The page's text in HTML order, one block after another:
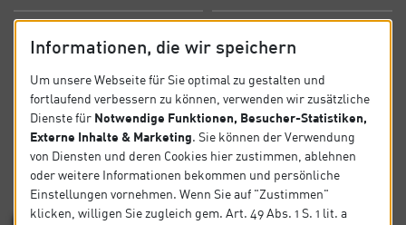
News Kontakt
Datenschutz Impressum
SOCIAL
Informationen, die wir speichern
Um unsere Webseite für Sie optimal zu gestalten und
fortlaufend verbessern zu können, verwenden wir zusätzliche
Dienste für Notwendige Funktionen, Besucher-Statistiken,
Externe Inhalte & Marketing. Sie können der Verwendung
von Diensten und deren Cookies hier zustimmen, ablehnen
oder weitere Informationen bekommen und persönliche
Einstellungen vornehmen. Wenn Sie auf "Zustimmen"
klicken, willigen Sie zugleich gem. Art. 49 Abs. 1 S. 1 lit. a